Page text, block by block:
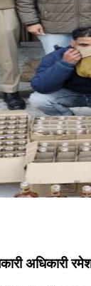
अधिकारी